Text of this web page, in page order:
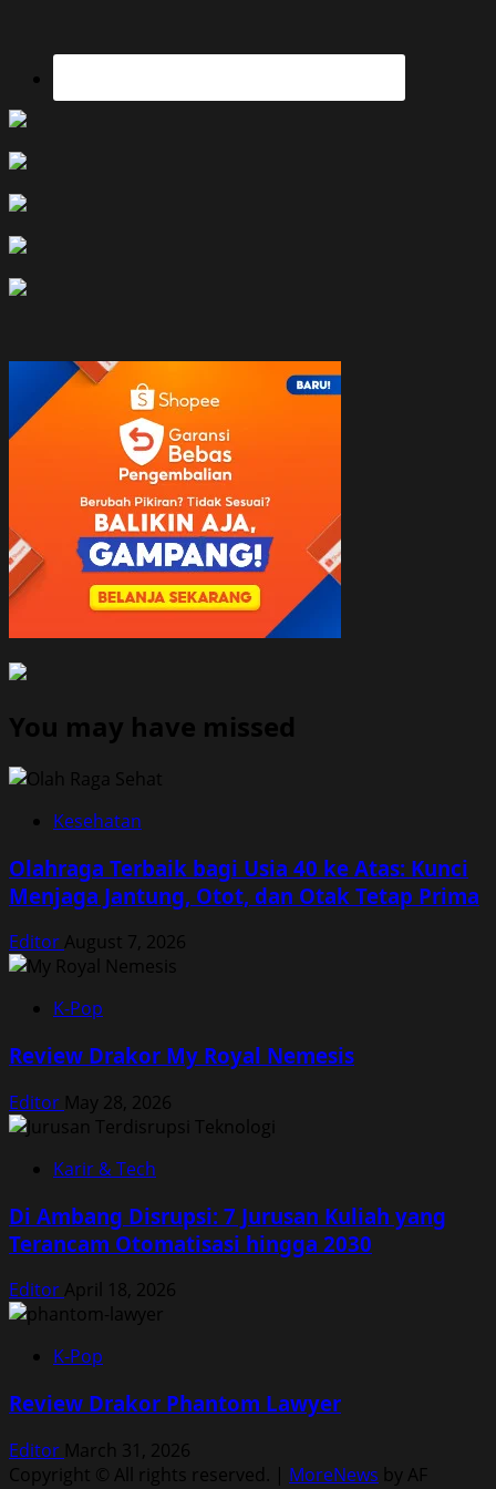
You may have missed
Kesehatan
Olahraga Terbaik bagi Usia 40 ke Atas: Kunci
Menjaga Jantung, Otot, dan Otak Tetap Prima
Editor August 7, 2026
K-Pop
Review Drakor My Royal Nemesis
Editor May 28, 2026
Karir & Tech
Di Ambang Disrupsi: 7 Jurusan Kuliah yang
Terancam Otomatisasi hingga 2030
Editor April 18, 2026
K-Pop
Review Drakor Phantom Lawyer
Editor March 31, 2026
Copyright © All rights reserved. | MoreNews by AF